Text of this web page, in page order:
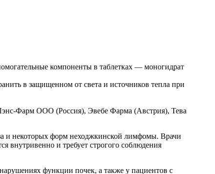
компоненты в таблетках — моногидрат
в защищенном от света и источников тепла при
Фарм ООО (Россия), Эвебе Фарма (Австрия), Тева
и некоторых форм неходжкинской лимфомы. Врачи
внутривенно и требует строгого соблюдения
функции почек, а также у пациентов с